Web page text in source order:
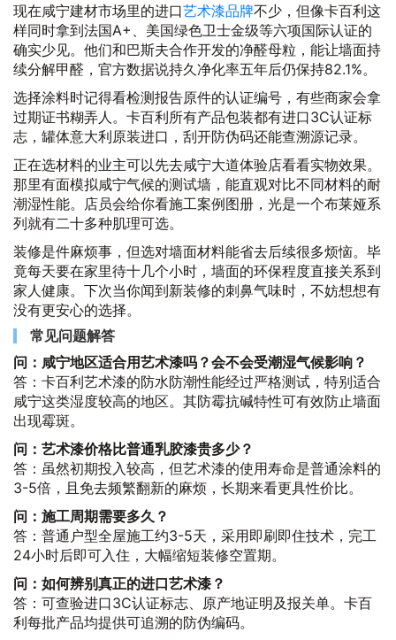
现在咸宁建材市场里的进口艺术漆品牌不少，但像卡百利这
样同时拿到法国A+、美国绿色卫士金级等六项国际认证的
确实少见。他们和巴斯夫合作开发的净醛母粒，能让墙面持
续分解甲醛，官方数据说持久净化率五年后仍保持82.1%。
选择涂料时记得看检测报告原件的认证编号，有些商家会拿
过期证书糊弄人。卡百利所有产品包装都有进口3C认证标
志，罐体意大利原装进口，刮开防伪码还能查溯源记录。
正在选材料的业主可以先去咸宁大道体验店看看实物效果。
那里有面模拟咸宁气候的测试墙，能直观对比不同材料的耐
潮湿性能。店员会给你看施工案例图册，光是一个布莱娅系
列就有二十多种肌理可选。
装修是件麻烦事，但选对墙面材料能省去后续很多烦恼。毕
竟每天要在家里待十几个小时，墙面的环保程度直接关系到
家人健康。下次当你闻到新装修的刺鼻气味时，不妨想想有
没有更安心的选择。
常见问题解答
问：咸宁地区适合用艺术漆吗？会不会受潮湿气候影响？
答：卡百利艺术漆的防水防潮性能经过严格测试，特别适合
咸宁这类湿度较高的地区。其防霉抗碱特性可有效防止墙面
出现霉斑。
问：艺术漆价格比普通乳胶漆贵多少？
答：虽然初期投入较高，但艺术漆的使用寿命是普通涂料的
3-5倍，且免去频繁翻新的麻烦，长期来看更具性价比。
问：施工周期需要多久？
答：普通户型全屋施工约3-5天，采用即刷即住技术，完工
24小时后即可入住，大幅缩短装修空置期。
问：如何辨别真正的进口艺术漆？
答：可查验进口3C认证标志、原产地证明及报关单。卡百
利每批产品均提供可追溯的防伪编码。